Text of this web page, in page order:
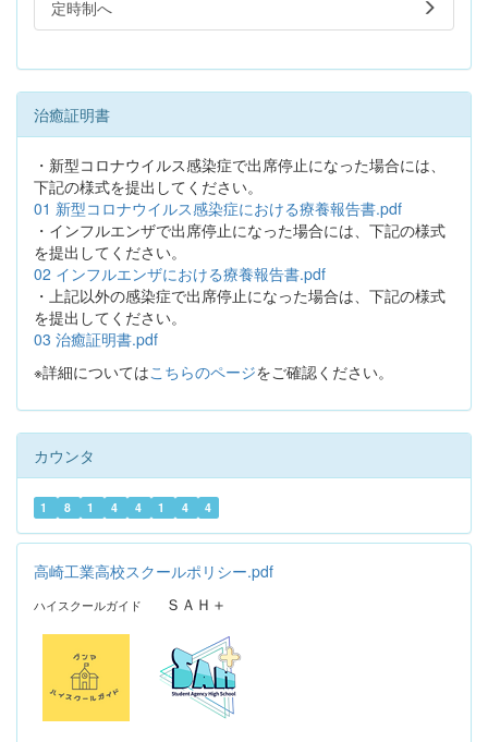
定時制へ
治癒証明書
・新型コロナウイルス感染症で出席停止になった場合には、
下記の様式を提出してください。
01 新型コロナウイルス感染症における療養報告書.pdf
・インフルエンザで出席停止になった場合には、下記の様式
を提出してください。
02 インフルエンザにおける療養報告書.pdf
・上記以外の感染症で出席停止になった場合は、下記の様式
を提出してください。
03 治癒証明書.pdf
※詳細についてはこちらのページをご確認ください。
カウンタ
1 8 1 4 4 1 4 4
高崎工業高校スクールポリシー.pdf
ハイスクールガイド ＳＡＨ＋